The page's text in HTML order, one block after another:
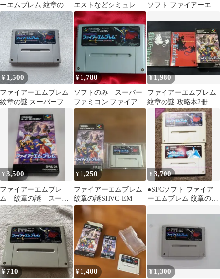
ーエムブレム 紋章の謎
スーパーファミコン
SFC
エストなどシミュレー
ションゲーム4点
ソフト ファイアーエン
¥ 1,500
ファイアーエムブレム
紋章の謎 スーパーファ
SHVC-EM Nintendo 任
天堂 レトロゲーム 中古
¥ 1,780
ソフトのみ スーパー
ファミコン ファイアー
エムブレム 紋章の謎
¥1,980
ファイアーエムブレム
紋章の謎 攻略本2冊セ
ット スーパーファミコ
¥3,500
ファイアーエムブレ
ム 紋章の謎 スーパ
ーファミコンソフト
¥ 1,250
ファイアーエムブレム
紋章の謎SHVC-EM
¥3,700
●SFCソフト ファイア
ーエムブレム 紋章の謎
¥710 ¥ 1,400 ¥1,300